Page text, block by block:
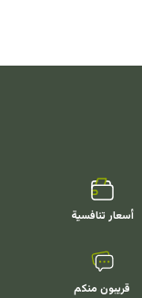
أسعار تنافسية
قريبون منكم